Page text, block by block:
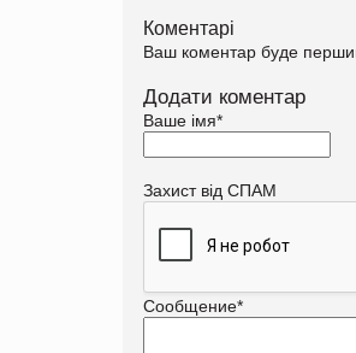
Коментарі
Ваш коментар буде
Додати коментар
Ваше імя*
Захист від СПАМ
Сообщение*